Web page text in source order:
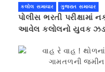
કલોલ સમાચાર ગુજરાત સમાચાર
પોલીસ ભરતી પરીક્ષામાં
આવેલ કલોલનો યુવક